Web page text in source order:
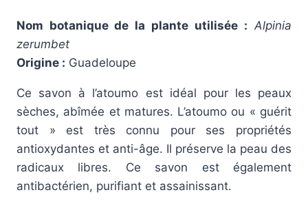
Nom botanique de la plante utilisée : Alpinia
zerumbet
Origine : Guadeloupe
Ce savon à l’atoumo est idéal pour les peaux
sèches, abîmée et matures. L’atoumo ou « guérit
tout » est très connu pour ses propriétés
antioxydantes et anti-âge. Il préserve la peau des
radicaux libres. Ce savon est également
antibactérien, purifiant et assainissant.